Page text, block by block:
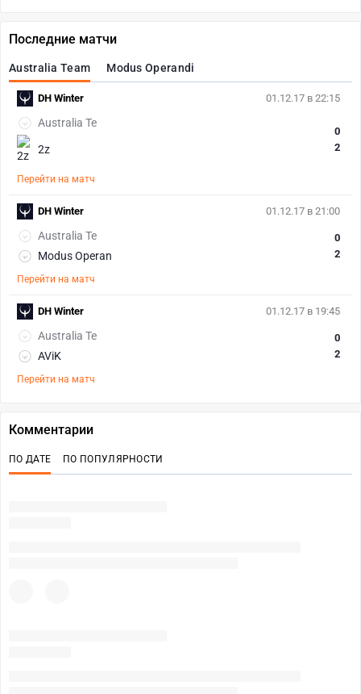
Последние матчи
Australia Team Modus Operandi
01.12.17 в 22:15
Australia Te
2z
0
2
Перейти на матч
DH Winter
01.12.17 в 21:00
Australia Te
Modus Operan
0
2
Перейти на матч
DH Winter
01.12.17 в 19:45
Australia Te
AViK
0
2
Перейти на матч
DH Winter
Комментарии
ПО ДАТЕ ПО ПОПУЛЯРНОСТИ